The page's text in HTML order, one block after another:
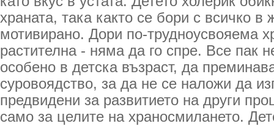
храната, така както се бори с всичко в
мотивирано. Дори по-трудноусвояема
растителна - няма да го спре. Все пак
особено в детска възраст, да
суровоядство, за да не се наложи да
предвидени за развитието на други
само за целите на храносмилането.